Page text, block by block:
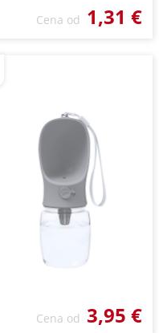
Cena od 1,31 €
Cena od 3,95 €